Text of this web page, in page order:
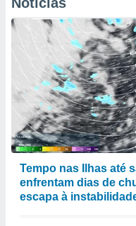
Tempo nas Ilhas até
enfrentam dias de
escapa à